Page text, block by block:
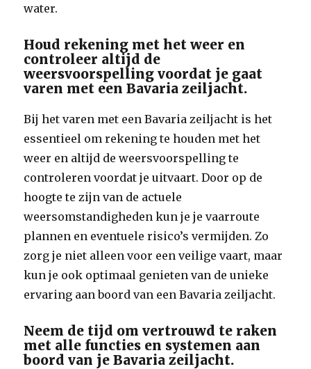
water.
Houd rekening met het weer en
controleer altijd de
weersvoorspelling voordat je gaat
varen met een Bavaria zeiljacht.
Bij het varen met een Bavaria zeiljacht is het
essentieel om rekening te houden met het
weer en altijd de weersvoorspelling te
controleren voordat je uitvaart. Door op de
hoogte te zijn van de actuele
weersomstandigheden kun je je vaarroute
plannen en eventuele risico’s vermijden. Zo
zorg je niet alleen voor een veilige vaart, maar
kun je ook optimaal genieten van de unieke
ervaring aan boord van een Bavaria zeiljacht.
Neem de tijd om vertrouwd te raken
met alle functies en systemen aan
boord van je Bavaria zeiljacht.